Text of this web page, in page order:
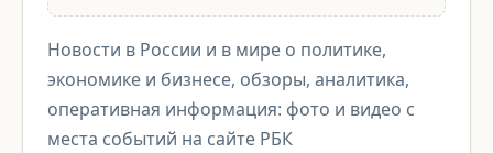
Новости в России и в мире о политике,
экономике и бизнесе, обзоры, аналитика,
оперативная информация: фото и видео с
места событий на сайте РБК